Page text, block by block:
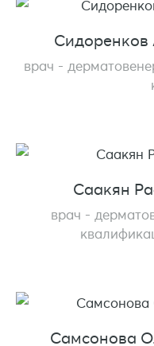
врач -
Саакян
врач -
Самсонова